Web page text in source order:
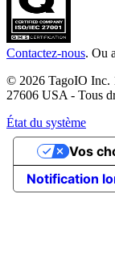
Contactez-nous. Ou
© 2026 TagoIO Inc.
27606 USA - Tous
État du système
Notification
Vos